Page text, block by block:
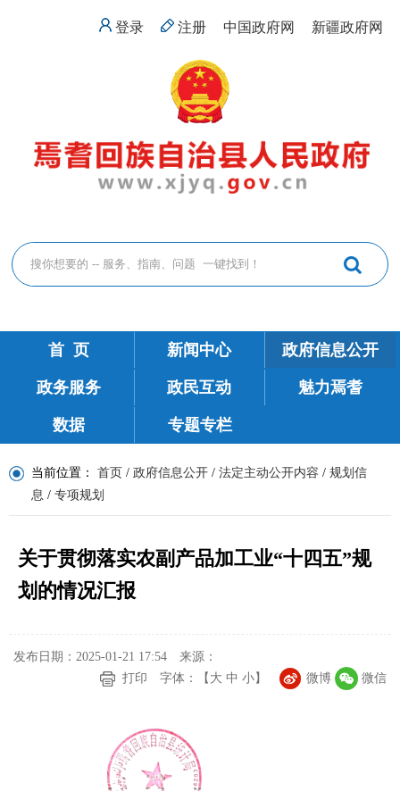
登录 注册 中国政府网 新疆政府网
首 页 新闻中心 政府信息公开
政务服务 政民互动 魅力焉耆
数据 专题专栏
当前位置： 首页 / 政府信息公开 / 法定主动公开内容 / 规划信
息 / 专项规划
关于贯彻落实农副产品加工业“十四五”规
划的情况汇报
发布日期：2025-01-21 17:54
来源：
打印
字体：【 大 中 小】 微博 微信